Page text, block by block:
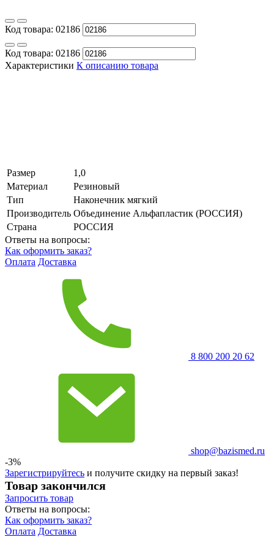
Код товара: 02186
Код товара: 02186
Характеристики К описанию товара
Размер
1,0
Материал
Резиновый
Тип
Наконечник мягкий
Производитель Объединение Альфапластик (РОССИЯ)
Страна
РОССИЯ
Ответы на вопросы:
Как оформить заказ?
Оплата Доставка
8 800 200 20 62
shop@bazismed.ru
-3%
Зарегистрируйтесь и получите скидку на первый заказ!
Товар закончился
Запросить товар
Ответы на вопросы:
Как оформить заказ?
Оплата Доставка